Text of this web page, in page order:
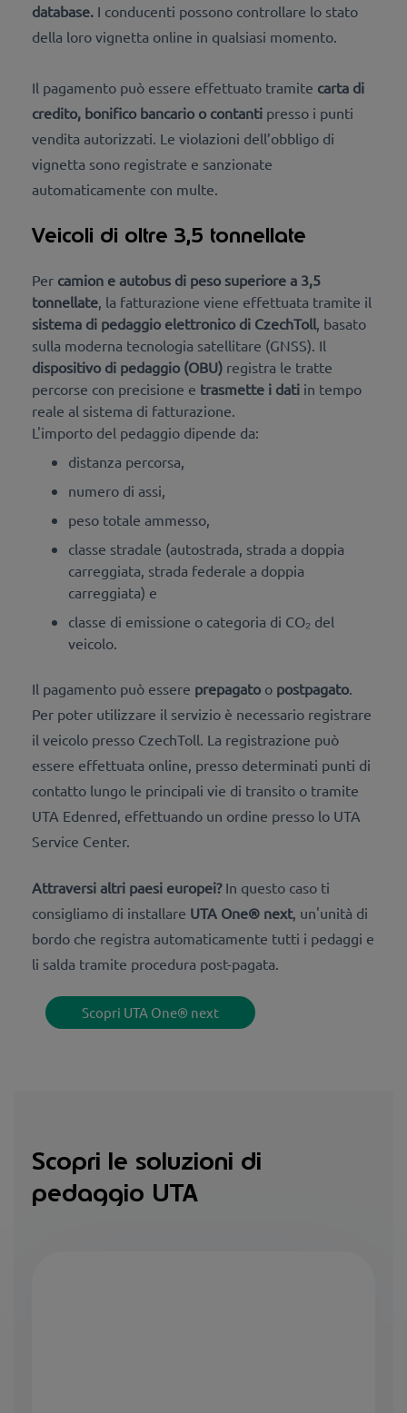
database. I conducenti possono controllare lo stato
della loro vignetta online in qualsiasi momento.
Il pagamento può essere effettuato tramite carta di
credito, bonifico bancario o contanti presso i punti
vendita autorizzati. Le violazioni dell’obbligo di
vignetta sono registrate e sanzionate
automaticamente con multe.
Veicoli di oltre 3,5 tonnellate
Per camion e autobus di peso superiore a 3,5
tonnellate, la fatturazione viene effettuata tramite il
sistema di pedaggio elettronico di CzechToll, basato
sulla moderna tecnologia satellitare (GNSS). Il
dispositivo di pedaggio (OBU) registra le tratte
percorse con precisione e trasmette i dati in tempo
reale al sistema di fatturazione.
L'importo del pedaggio dipende da:
distanza percorsa,
numero di assi,
peso totale ammesso,
classe stradale (autostrada, strada a doppia
carreggiata, strada federale a doppia
carreggiata) e
classe di emissione o categoria di CO₂ del
veicolo.
Il pagamento può essere prepagato o postpagato.
Per poter utilizzare il servizio è necessario registrare
il veicolo presso CzechToll. La registrazione può
essere effettuata online, presso determinati punti di
contatto lungo le principali vie di transito o tramite
UTA Edenred, effettuando un ordine presso lo UTA
Service Center.
Attraversi altri paesi europei? In questo caso ti
consigliamo di installare UTA One® next, un'unità di
bordo che registra automaticamente tutti i pedaggi e
li salda tramite procedura post-pagata.
Scopri UTA One® next
Scopri le soluzioni di
pedaggio UTA